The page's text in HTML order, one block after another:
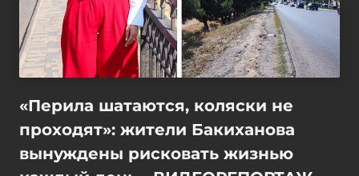
«Перила шатаются, коляски не
проходят»: жители Бакиханова
вынуждены рисковать жизнью